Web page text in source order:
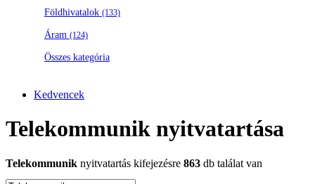
Földhivatalok (133)
Áram (124)
Összes kategória
Kedvencek
Telekommunik nyitvatartása
Telekommunik nyitvatartás kifejezésre 863 db találat van